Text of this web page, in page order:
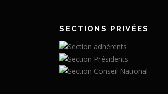
SECTIONS PRIVÉES